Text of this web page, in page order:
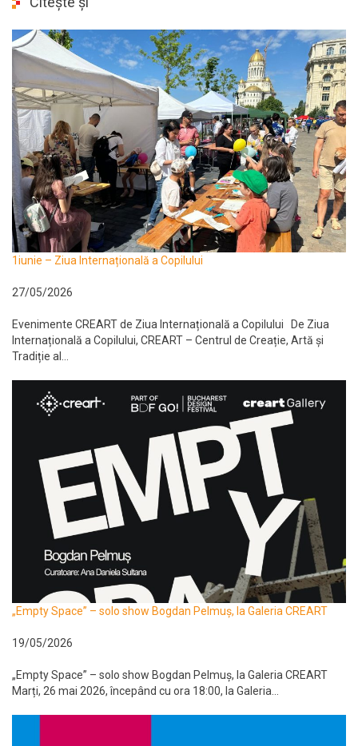
1iunie – Ziua Internațională a Copilului
27/05/2026
Evenimente CREART de Ziua Internațională a Copilului De Ziua
Internațională a Copilului, CREART – Centrul de Creație, Artă și
Tradiție al...
„Empty Space” – solo show Bogdan Pelmuș, la Galeria CREART
19/05/2026
„Empty Space” – solo show Bogdan Pelmuș, la Galeria CREART
Marți, 26 mai 2026, începând cu ora 18:00, la Galeria...